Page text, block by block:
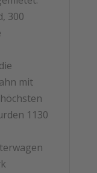
300
mit
höchsten
1130